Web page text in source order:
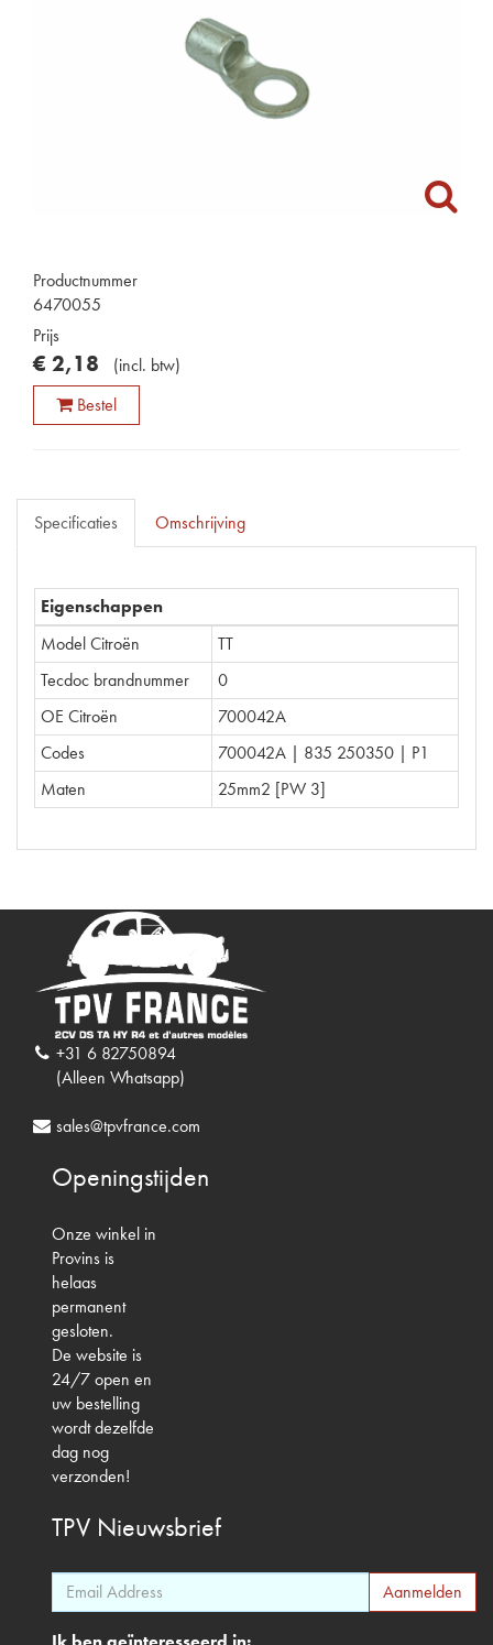
Productnummer
6470055
Prijs
€ 2,18 (incl. btw)
Bestel
Specificaties Omschrijving
Eigenschappen
Model Citroën
TT
Tecdoc brandnummer
0
OE Citroën
700042A
Codes
700042A | 835 250350 | P1
Maten
25mm2 [PW 3]
+31 6 82750894
(Alleen Whatsapp)
sales@tpvfrance.com
Openingstijden
Onze winkel in
Provins is
helaas
permanent
gesloten.
De website is
24/7 open en
uw bestelling
wordt dezelfde
dag nog
verzonden!
TPV Nieuwsbrief